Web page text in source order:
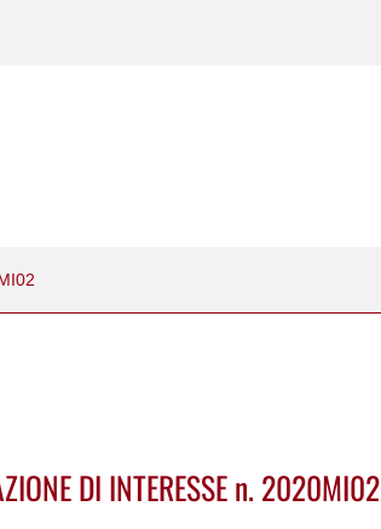
DI INTERESSE n. 2020MI02